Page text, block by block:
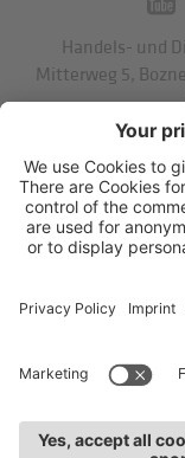
Handels- und
Mitterweg 5,